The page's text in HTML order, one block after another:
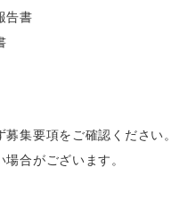
告書
集要項をご確認ください。
合がございます。